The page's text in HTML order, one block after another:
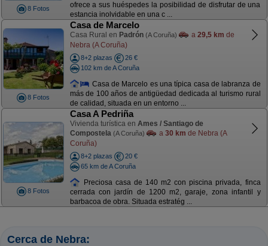
8 Fotos
ofrece a sus huéspedes la posibilidad de disfrutar de una
estancia inolvidable en una c ...
8 Fotos
Casa de Marcelo
Casa Rural en Padrón (A Coruña) a 29,5 km de
Nebra (A Coruña)
8+2 plazas
26 €
102 km de A Coruña
Casa de Marcelo es una típica casa de labranza de
más de 100 años de antigüedad dedicada al turismo rural
de calidad, situada en un entorno ...
8 Fotos
Casa A Pedriña
Vivienda turística en Ames / Santiago de
Compostela (A Coruña) a 30 km de Nebra (A
Coruña)
8+2 plazas
20 €
65 km de A Coruña
Preciosa casa de 140 m2 con piscina privada, finca
cerrada con jardín de 1200 m2, garaje, zona infantil y
barbacoa de obra. Situada estratég ...
Cerca de Nebra: